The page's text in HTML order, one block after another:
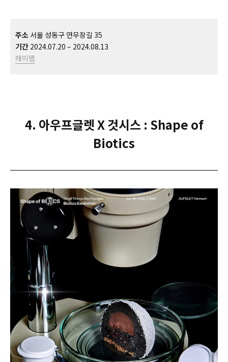
주소 서울 성동구 연무장길 35
기간 2024.07.20 – 2024.08.13
헤이맵
4. 아우프글렛 X 것시스 : Shape of
Biotics